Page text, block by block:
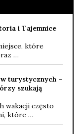
i Tajemnice
które
…
turystycznych –
szukają
wakacji często
które …